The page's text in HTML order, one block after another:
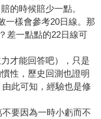
的時候賠少一點。
一樣會參考20日線。那
差一點點的22日線可
才能回答吧），只是
性，歷史回測也證明
此可知，經驗也是修
要因為一時小虧而不